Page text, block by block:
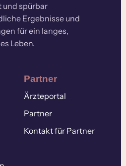
spürbar
Ergebnisse und
für ein langes,
Leben.
Partner
Ärzteportal
Partner
Kontakt für Partner